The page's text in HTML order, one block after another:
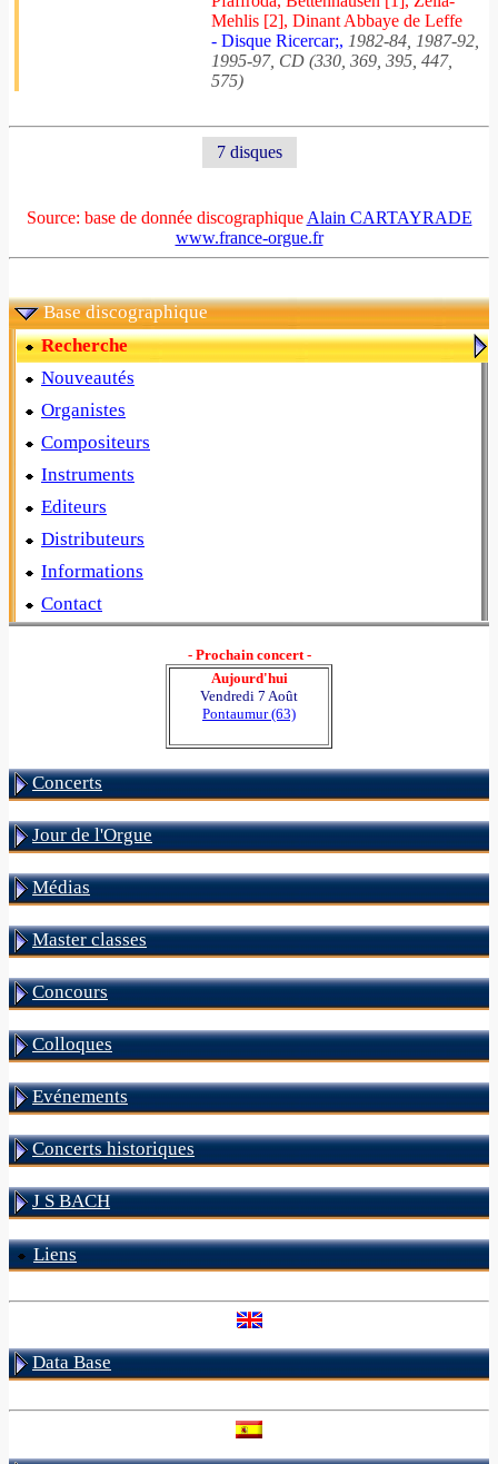
Mehlis [2], Dinant Abbaye de Leffe
- Disque Ricercar;, 1982-84, 1987-92,
1995-97, CD (330, 369, 395, 447,
575)
7 disques
Source: base de donnée discographique Alain CARTAYRADE
www.france-orgue.fr
Base discographique
Recherche
Nouveautés
Organistes
Compositeurs
Instruments
Editeurs
Distributeurs
Informations
Contact
- Prochain concert -
Aujourd'hui
Vendredi 7 Août
Pontaumur (63)
Concerts
Jour de l'Orgue
Médias
Master classes
Concours
Colloques
Evénements
Concerts historiques
J S BACH
Liens
Data Base